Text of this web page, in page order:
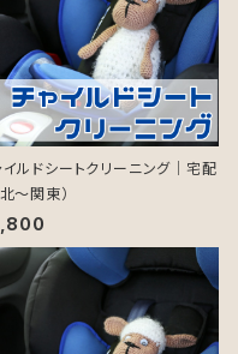
イルドシートクリーニング｜宅配
北～関東）